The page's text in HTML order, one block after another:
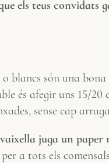
els teus convidats
blancs són una
és afegir uns 15/
sense cap
juga un paper
tots els